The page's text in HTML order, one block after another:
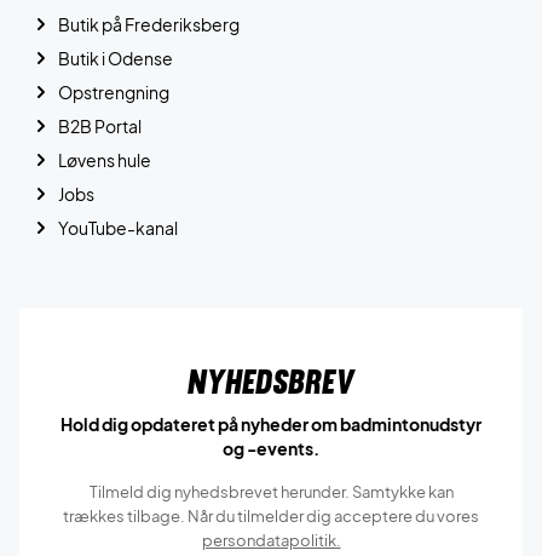
Butik på Frederiksberg
Butik i Odense
Opstrengning
B2B Portal
Løvens hule
Jobs
YouTube-kanal
Nyhedsbrev
Hold dig opdateret på nyheder om badmintonudstyr
og -events.
Tilmeld dig nyhedsbrevet herunder. Samtykke kan
trækkes tilbage. Når du tilmelder dig acceptere du vores
persondatapolitik.